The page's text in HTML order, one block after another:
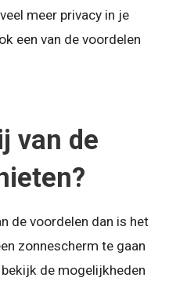
meer privacy in je
een van de voordelen
van de
de voordelen dan is het
zonnescherm te gaan
de mogelijkheden